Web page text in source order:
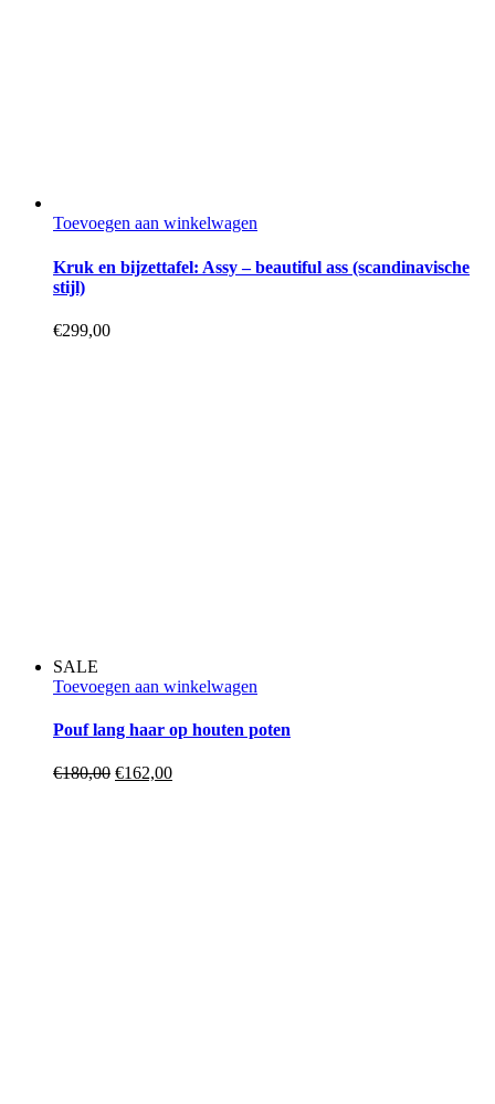
Toevoegen aan winkelwagen
Kruk en bijzettafel: Assy – beautiful ass (scandinavische
stijl)
€299,00
SALE
Toevoegen aan winkelwagen
Pouf lang haar op houten poten
€180,00 Oorspronkelijke
€162,00Huidige